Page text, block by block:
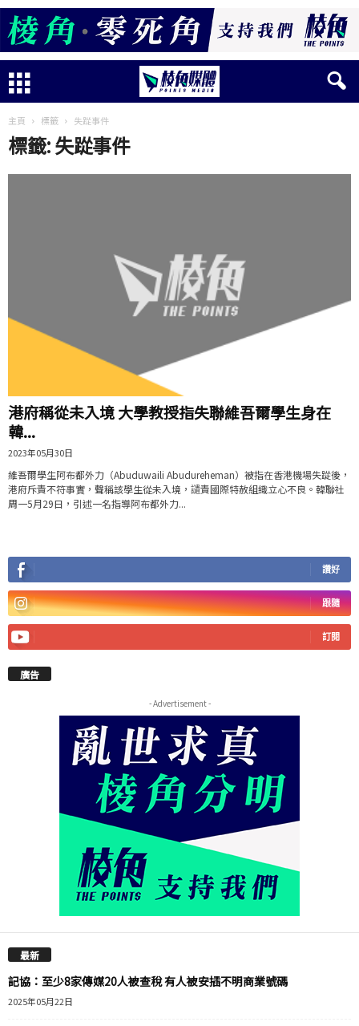
主頁 標籤 失踨事件
標籤: 失踨事件
港府稱從未入境 大學教授指失聯維吾爾學生身在
韓...
2023年05月30日
維吾爾學生阿布都外力（Abuduwaili Abudureheman）被指在香港機場失踨後，
港府斥責不符事實，聲稱該學生從未入境，讉責國際特赦組織立心不良。韓聯社
周一5月29日，引述一名指導阿布都外力...
讚好
跟隨
訂閱
廣告
- Advertisement -
最新
記協：至少8家傳媒20人被查稅 有人被安插不明商業號碼
2025年05月22日